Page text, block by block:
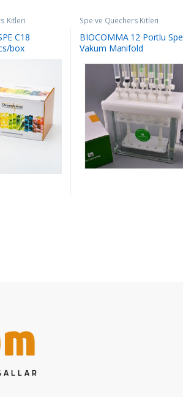
Kitleri
C18
box
Spe ve Quechers Kitleri
BIOCOMMA 12 Portlu Spe
Vakum Manifold